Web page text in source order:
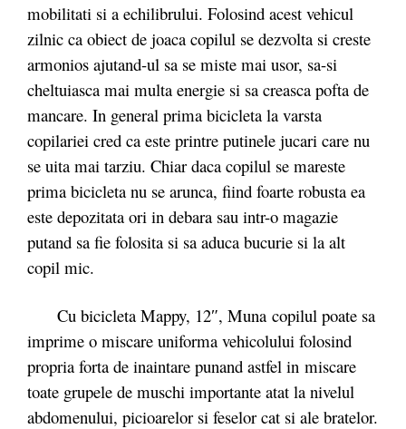
mobilitati si a echilibrului. Folosind acest vehicul
zilnic ca obiect de joaca copilul se dezvolta si creste
armonios ajutand-ul sa se miste mai usor, sa-si
cheltuiasca mai multa energie si sa creasca pofta de
mancare. In general prima bicicleta la varsta
copilariei cred ca este printre putinele jucari care nu
se uita mai tarziu. Chiar daca copilul se mareste
prima bicicleta nu se arunca, fiind foarte robusta ea
este depozitata ori in debara sau intr-o magazie
putand sa fie folosita si sa aduca bucurie si la alt
copil mic.
Cu bicicleta Mappy, 12″, Muna copilul poate sa
imprime o miscare uniforma vehicolului folosind
propria forta de inaintare punand astfel in miscare
toate grupele de muschi importante atat la nivelul
abdomenului, picioarelor si feselor cat si ale bratelor.